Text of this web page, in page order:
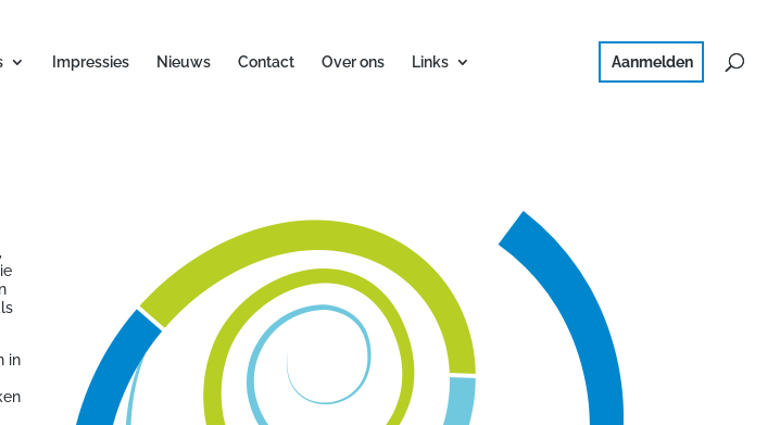
Impressies Nieuws Contact Over ons Links Aanmelden
in